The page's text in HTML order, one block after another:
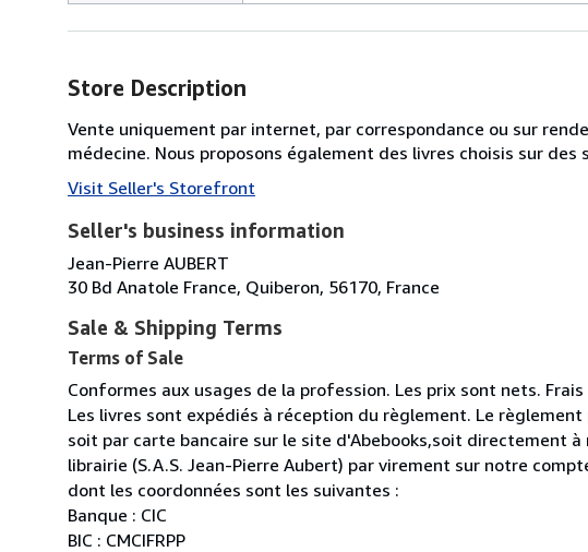
Store Description
Vente uniquement par internet, par correspondance ou sur
médecine. Nous proposons également des livres choisis sur des
Visit Seller's Storefront
Seller's business information
Jean-Pierre AUBERT
30 Bd Anatole France, Quiberon, 56170, France
Sale & Shipping Terms
Terms of Sale
Conformes aux usages de la profession. Les prix sont nets.
Les livres sont expédiés à réception du règlement. Le
soit par carte bancaire sur le site d'Abebooks,soit directement à
librairie (S.A.S. Jean-Pierre Aubert) par virement sur notre
dont les coordonnées sont les suivantes :
Banque : CIC
BIC : CMCIFRPP